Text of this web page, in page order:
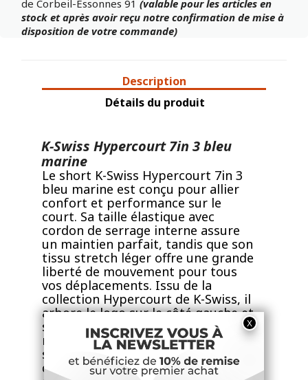
de Corbeil-Essonnes 91 (valable pour les articles en
stock et après avoir reçu notre confirmation de mise à
disposition de votre commande)
Description
Détails du produit
K-Swiss Hypercourt 7in 3 bleu
marine
Le short K-Swiss Hypercourt 7in 3
bleu marine est conçu pour allier
confort et performance sur le
court. Sa taille élastique avec
cordon de serrage interne assure
un maintien parfait, tandis que son
tissu stretch léger offre une grande
liberté de mouvement pour tous
vos déplacements. Issu de la
collection Hypercourt de K-Swiss, il
arbore le logo sur le côté gauche et
se distingue par des couleurs
modernes et intemporelles. Conçu
selon des standards élevés de
qualité et de durabilité, ce short